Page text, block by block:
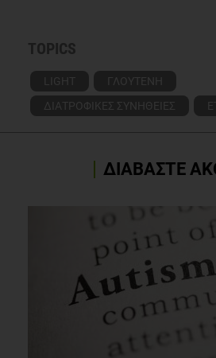
TOPICS
LIGHT
ΓΛΟΥΤΕΝΗ
ΔΙΑΤΡΟΦΙΚΕΣ ΣΥΝΗΘΕΙΕΣ
ΔΙΑΒΑΣΤΕ